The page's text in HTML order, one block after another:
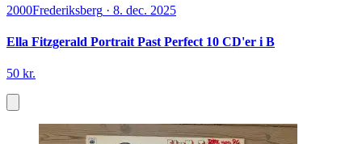
2000Frederiksberg · 8. dec. 2025
Ella Fitzgerald Portrait Past Perfect 10 CD'er i B
50 kr.